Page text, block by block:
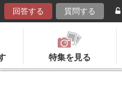
回答する 質問する
特集を見る